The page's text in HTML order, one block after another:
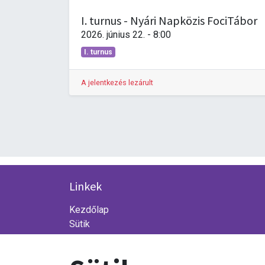
I. turnus - Nyári Napközis FociTábor
2026. június 22. - 8:00
I. turnus
A jelentkezés lezárult
Linkek
Kezdőlap
Sütik